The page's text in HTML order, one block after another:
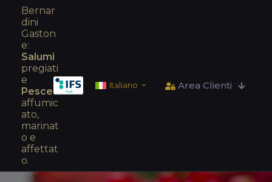
Bernar
dini
Gaston
e:
Salumi
pregiati
e
Pesce
affumic
ato,
marinat
o e
affettat
o.
Italiano Area Clienti